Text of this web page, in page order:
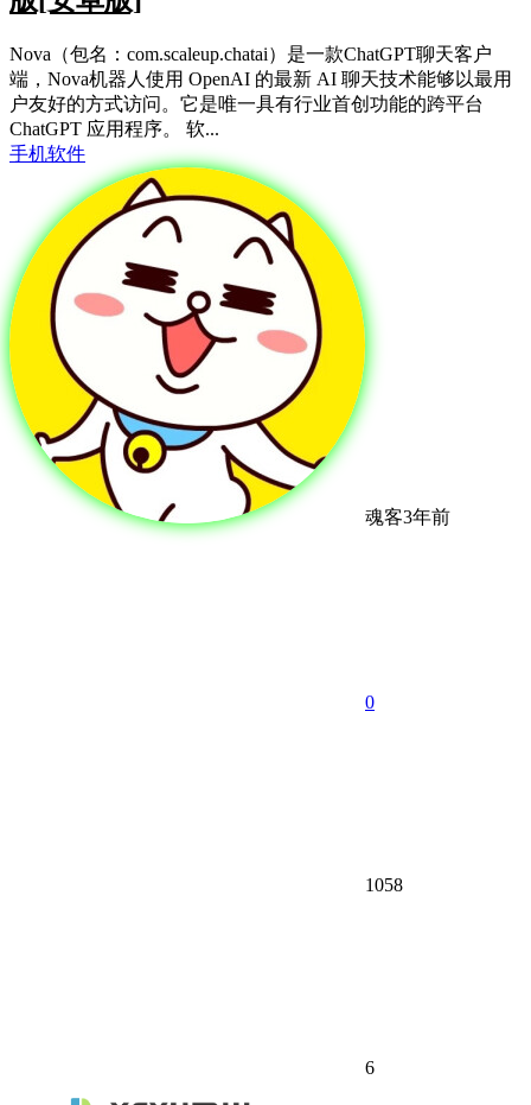
Nova（包名：com.scaleup.chatai）是一款ChatGPT聊天客户
端，Nova机器人使用 OpenAI 的最新 AI 聊天技术能够以最用
户友好的方式访问。它是唯一具有行业首创功能的跨平台
ChatGPT 应用程序。 软...
手机软件
魂客3年前
0
1058
6